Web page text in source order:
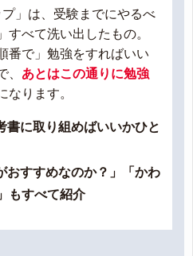
」は、受験までにやるべ
すべて洗い出したもの。
番で」勉強をすればいい
、 あとはこの通りに勉強
なります。
書に取り組めばいいかひと
おすすめなのか？」「かわ
もすべて紹介